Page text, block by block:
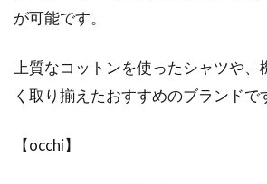
が可能です。
上質なコットンを使ったシャツや
く取り揃えたおすすめのブランドで
【occhi】